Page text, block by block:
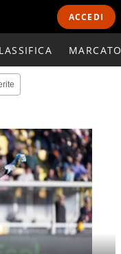
ACCEDI